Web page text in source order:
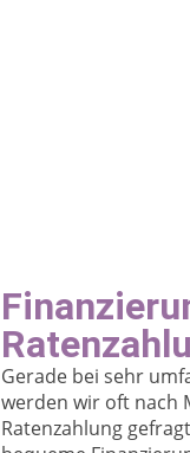
Gerade bei sehr
werden wir oft nach
Ratenzahlung